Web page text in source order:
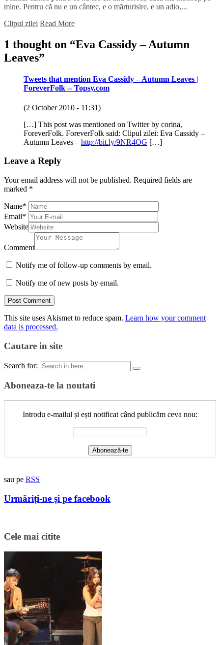
mine. Pentru că nu e un cântec, e o mărturisire, e un adio,...
Clipul zilei Read More
1 thought on “Eva Cassidy – Autumn
Leaves”
Tweets that mention Eva Cassidy – Autumn Leaves |
ForeverFolk -- Topsy.com
(2 October 2010 - 11:31)
[…] This post was mentioned on Twitter by corina,
ForeverFolk. ForeverFolk said: Clipul zilei: Eva Cassidy –
Autumn Leaves – http://bit.ly/9NR4OG […]
Leave a Reply
Your email address will not be published. Required fields are
marked *
Name*
Email*
Website
Comment
Notify me of follow-up comments by email.
Notify me of new posts by email.
This site uses Akismet to reduce spam. Learn how your comment
data is processed.
Cautare in site
Search for:
Aboneaza-te la noutati
Introdu e-mailul și ești notificat când publicăm ceva nou:
sau pe RSS
Urmăriți-ne și pe facebook
Cele mai citite